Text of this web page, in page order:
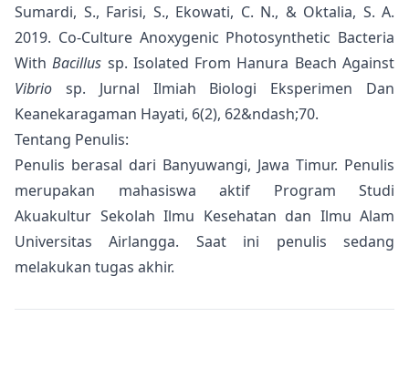
Sumardi, S., Farisi, S., Ekowati, C. N., & Oktalia, S. A.
2019. Co-Culture Anoxygenic Photosynthetic Bacteria
WithBacillus sp. Isolated From Hanura Beach Against
Vibrio sp. Jurnal Ilmiah Biologi Eksperimen Dan
Keanekaragaman Hayati, 6(2), 62&ndash;70.
Tentang Penulis:
Penulis berasal dari Banyuwangi, Jawa Timur. Penulis
merupakan mahasiswa aktif Program Studi
Akuakultur Sekolah Ilmu Kesehatan dan Ilmu Alam
Universitas Airlangga. Saat ini penulis sedang
melakukan tugas akhir.